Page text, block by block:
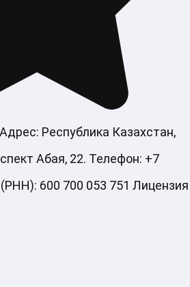
Республика Казахстан,
Абая, 22. Телефон: +7
600 700 053 751 Лицензия